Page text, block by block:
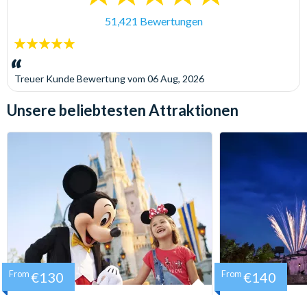
51,421 Bewertungen
5
Sterne:
Treuer KundeBewertung vom 06 Aug, 2026
Unsere beliebtesten Attraktionen
From €130 From €140